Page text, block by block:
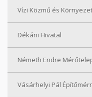
Vízi Közmű és
Dékáni Hivatal
Németh Endre
Vásárhelyi Pál